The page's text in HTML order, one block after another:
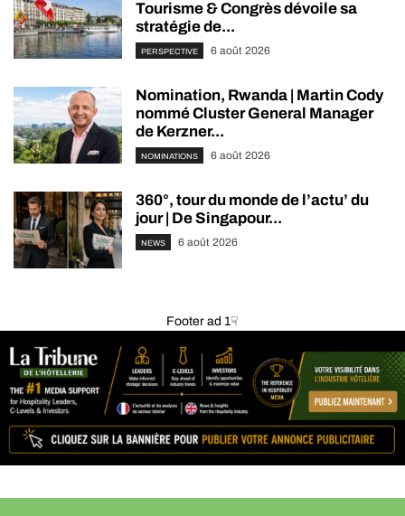
Tourisme & Congrès dévoile sa
stratégie de...
PERSPECTIVE 6 août 2026
Nomination, Rwanda | Martin Cody
nommé Cluster General Manager
de Kerzner...
NOMINATIONS 6 août 2026
360°, tour du monde de l’actu’ du
jour | De Singapour...
NEWS 6 août 2026
Footer ad 1☟